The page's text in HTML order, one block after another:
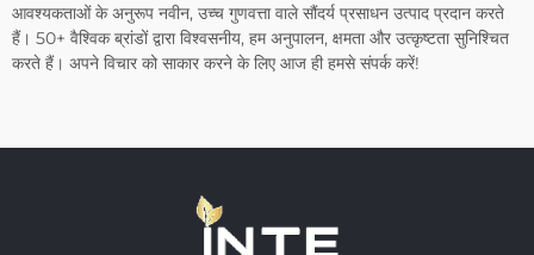
आवश्यकताओं के अनुरूप नवीन, उच्च गुणवत्ता वाले सौंदर्य प्रसाधन उत्पाद प्रदान करते
हैं। 50+ वैश्विक ब्रांडों द्वारा विश्वसनीय, हम अनुपालन, क्षमता और उत्कृष्टता सुनिश्चित
करते हैं। अपने विचार को साकार करने के लिए आज ही हमसे संपर्क करें!